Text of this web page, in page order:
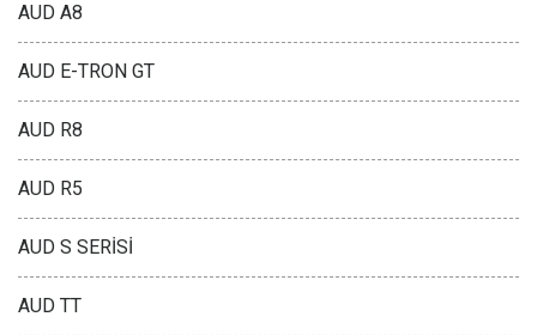
AUD A8
AUD E-TRON GT
AUD R8
AUD R5
AUD S SERİSİ
AUD TT